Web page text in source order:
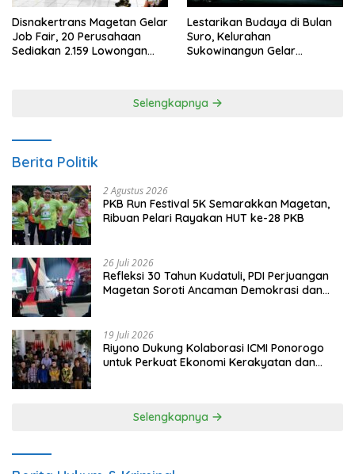
Disnakertrans Magetan Gelar
Job Fair, 20 Perusahaan
Sediakan 2.159 Lowongan
Lestarikan Budaya di Bulan
Suro, Kelurahan
Sukowinangun Gelar
Selengkapnya
Berita Politik
2 Agustus 2026
PKB Run Festival 5K Semarakkan Magetan,
Ribuan Pelari Rayakan HUT ke-28 PKB
26 Juli 2026
Refleksi 30 Tahun Kudatuli, PDI Perjuangan
Magetan Soroti Ancaman Demokrasi dan
19 Juli 2026
Riyono Dukung Kolaborasi ICMI Ponorogo
untuk Perkuat Ekonomi Kerakyatan dan
Selengkapnya